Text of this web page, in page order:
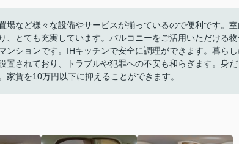
など様々な設備やサービスが揃っているので便利です。室
、とても充実しています。バルコニーをご活用いただける
ンションです。IHキッチンで安全に調理ができます。暮らし
されており、トラブルや犯罪への不安も和らぎます。身だ
賃を10万円以下に抑えることができます。